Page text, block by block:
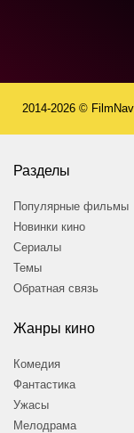
2014-2026 ©
Разделы
Популярные фильмы
Новинки кино
Сериалы
Темы
Обратная связь
Жанры кино
Комедия
Фантастика
Ужасы
Мелодрама